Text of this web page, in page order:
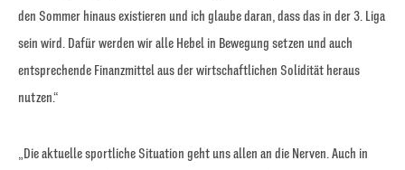
den Sommer hinaus existieren und ich glaube daran, dass das in der 3. Liga
sein wird. Dafür werden wir alle Hebel in Bewegung setzen und auch
entsprechende Finanzmittel aus der wirtschaftlichen Solidität heraus
nutzen.“
„Die aktuelle sportliche Situation geht uns allen an die Nerven. Auch in